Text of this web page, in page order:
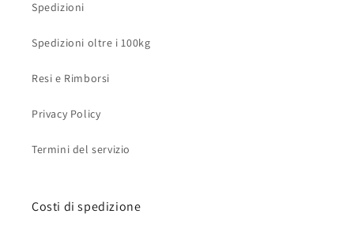
Spedizioni
Spedizioni oltre i 100kg
Resi e Rimborsi
Privacy Policy
Termini del servizio
Costi di spedizione